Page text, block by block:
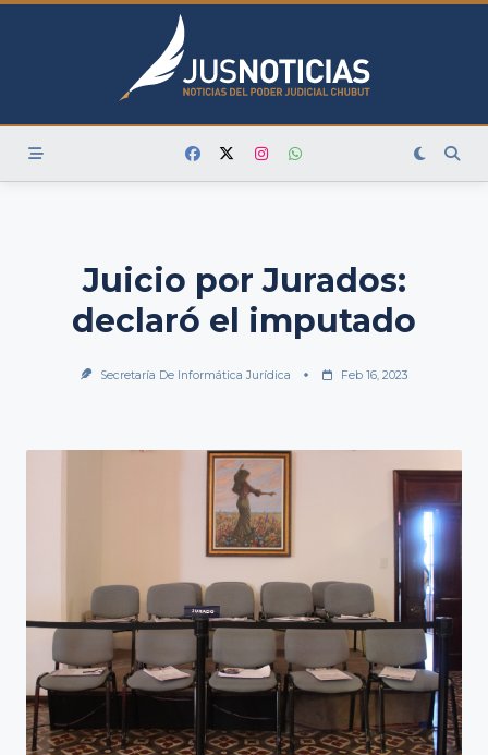
Skip
Juicio por Jurados:
declaró el imputado
Secretaría De Informática Jurídica Feb 16, 2023